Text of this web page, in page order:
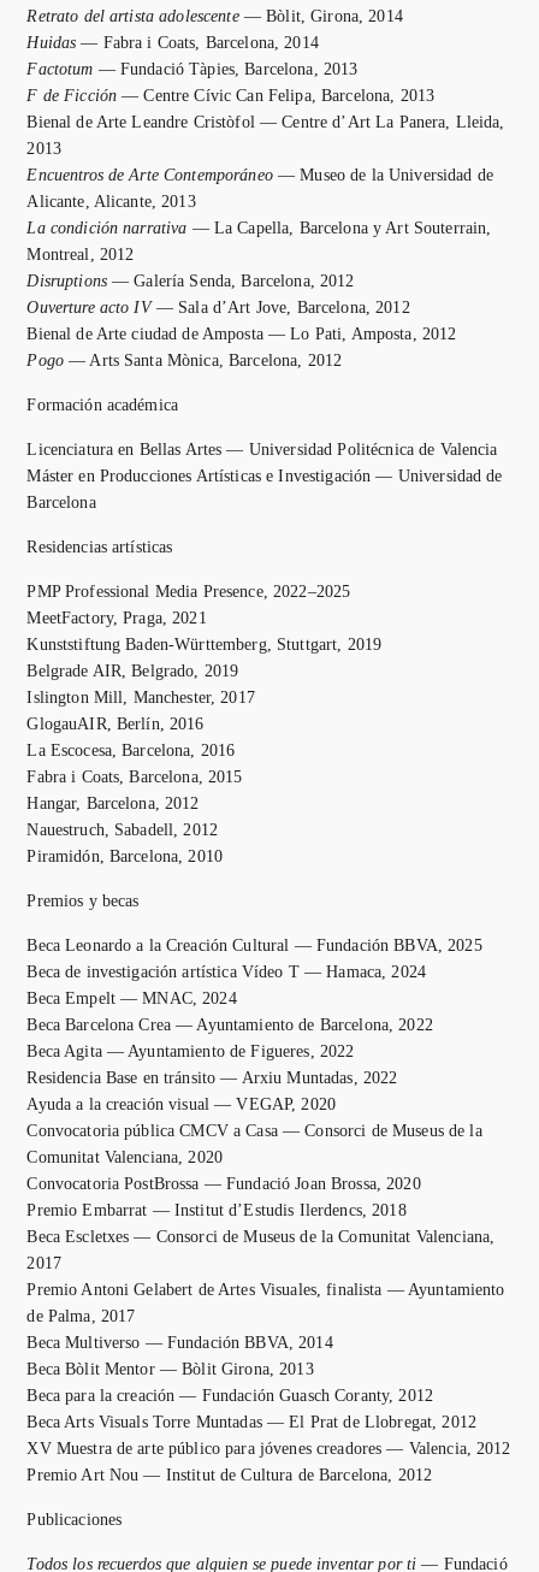
Retrato del artista adolescente— Bòlit, Girona, 2014
Huidas — Fabra i Coats, Barcelona, 2014
Factotum — Fundació Tàpies, Barcelona, 2013
F de Ficción — Centre Cívic Can Felipa, Barcelona, 2013
Bienal de Arte Leandre Cristòfol — Centre d’Art La Panera, Lleida,
2013
Encuentros de Arte Contemporáneo— Museo de la Universidad de
Alicante, Alicante, 2013
La condición narrativa — La Capella, Barcelona y Art Souterrain,
Montreal, 2012
Disruptions— Galería Senda, Barcelona, 2012
Ouverture acto IV— Sala d’Art Jove, Barcelona, 2012
Bienal de Arte ciudad de Amposta — Lo Pati, Amposta, 2012
Pogo— Arts Santa Mònica, Barcelona, 2012
Formación académica
Licenciatura en Bellas Artes — Universidad Politécnica de Valencia
Máster en Producciones Artísticas e Investigación — Universidad de
Barcelona
Residencias artísticas
PMP Professional Media Presence, 2022–2025
MeetFactory, Praga, 2021
Kunststiftung Baden-Württemberg, Stuttgart, 2019
Belgrade AIR, Belgrado, 2019
Islington Mill, Manchester, 2017
GlogauAIR, Berlín, 2016
La Escocesa, Barcelona, 2016
Fabra i Coats, Barcelona, 2015
Hangar, Barcelona, 2012
Nauestruch, Sabadell, 2012
Piramidón, Barcelona, 2010
Premios y becas
Beca Leonardo a la Creación Cultural — Fundación BBVA, 2025
Beca de investigación artística Vídeo T — Hamaca, 2024
Beca Empelt — MNAC, 2024
Beca Barcelona Crea — Ayuntamiento de Barcelona, 2022
Beca Agita — Ayuntamiento de Figueres, 2022
Residencia Base en tránsito — Arxiu Muntadas, 2022
Ayuda a la creación visual — VEGAP, 2020
Convocatoria pública CMCV a Casa — Consorci de Museus de la
Comunitat Valenciana, 2020
Convocatoria PostBrossa — Fundació Joan Brossa, 2020
Premio Embarrat — Institut d’Estudis Ilerdencs, 2018
Beca Escletxes — Consorci de Museus de la Comunitat Valenciana,
2017
Premio Antoni Gelabert de Artes Visuales, finalista — Ayuntamiento
de Palma, 2017
Beca Multiverso — Fundación BBVA, 2014
Beca Bòlit Mentor — Bòlit Girona, 2013
Beca para la creación — Fundación Guasch Coranty, 2012
Beca Arts Visuals Torre Muntadas — El Prat de Llobregat, 2012
XV Muestra de arte público para jóvenes creadores — Valencia, 2012
Premio Art Nou — Institut de Cultura de Barcelona, 2012
Publicaciones
Todos los recuerdos que alguien se puede inventar por ti — Fundació